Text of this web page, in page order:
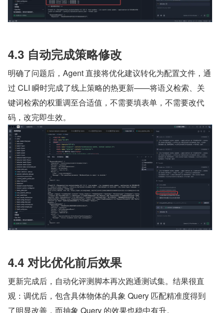
4.3 自动完成策略修改
明确了问题后，Agent 直接将优化建议转化为配置文件，通
过 CLI 瞬时完成了线上策略的热更新——将语义检索、关
键词检索的权重调至合适值，不需要填表单，不需要改代
码，改完即生效。
4.4 对比优化前后效果
更新完成后，自动化评测脚本再次跑通测试集。结果很直
观：调优后，包含具体物体的具象 Query 匹配精准度得到
了明显改善，而抽象 Query 的效果也稳中有升。